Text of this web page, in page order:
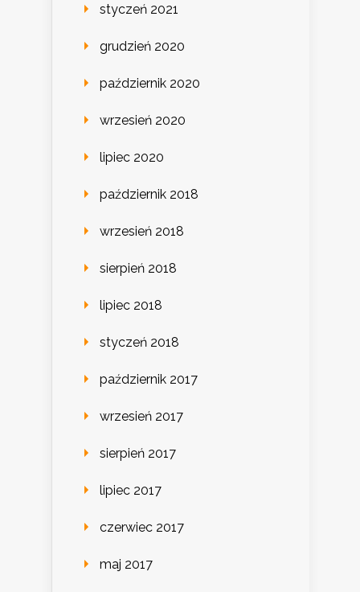
styczeń 2021
grudzień 2020
październik 2020
wrzesień 2020
lipiec 2020
październik 2018
wrzesień 2018
sierpień 2018
lipiec 2018
styczeń 2018
październik 2017
wrzesień 2017
sierpień 2017
lipiec 2017
czerwiec 2017
maj 2017